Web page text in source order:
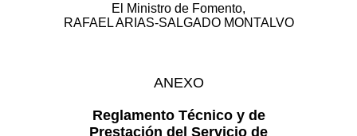
El Ministro de Fomento,
RAFAEL ARIAS-SALGADO MONTALVO
ANEXO
Reglamento Técnico y de
Prestación del Servicio de